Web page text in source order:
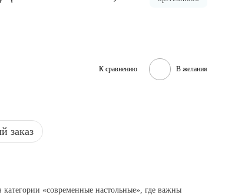
К сравнению В желания
заказ
«современные настольные», где важны